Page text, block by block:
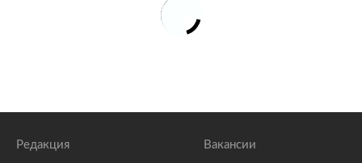
Редакция Вакансии